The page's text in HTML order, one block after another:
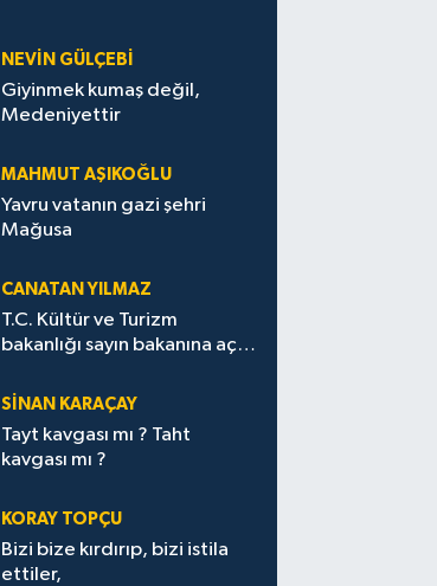
NEVİN GÜLÇEBİ
Giyinmek kumaş değil,
Medeniyettir
MAHMUT AŞIKOĞLU
Yavru vatanın gazi şehri
Mağusa
CANATAN YILMAZ
T.C. Kültür ve Turizm
bakanlığı sayın bakanına açık
SİNAN KARAÇAY
Tayt kavgası mı ? Taht
kavgası mı ?
KORAY TOPÇU
Bizi bize kırdırıp, bizi istila
ettiler,